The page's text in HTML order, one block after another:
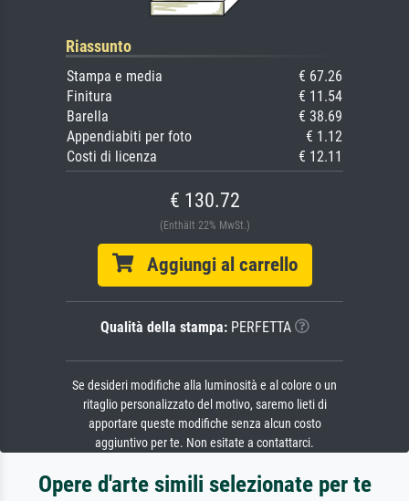
Riassunto
Stampa e media
€ 67.26
Finitura
€ 11.54
Barella
€ 38.69
Appendiabiti per foto
€ 1.12
Costi di licenza
€ 12.11
€ 130.72
(Enthält 22% MwSt.)
Aggiungi al carrello
Qualità della stampa:PERFETTA
Se desideri modifiche alla luminosità e al colore o un
ritaglio personalizzato del motivo, saremo lieti di
apportare queste modifiche senza alcun costo
aggiuntivo per te. Non esitate a contattarci.
Opere d'arte simili selezionate per te